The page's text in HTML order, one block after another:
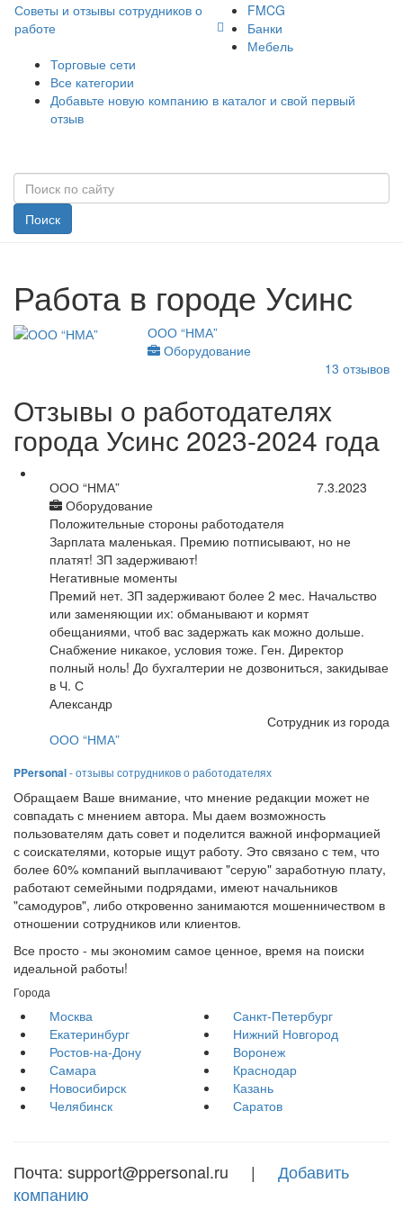
Советы и отзывы сотрудников о
работе
FMCG
Банки
Мебель
Торговые сети
Все категории
Добавьте новую компанию в каталог и свой первый
отзыв
Поиск
Работа в городе Усинс
ООО “НМА”
Оборудование
13 отзывов
Отзывы о работодателях
города Усинс 2023-2024 года
ООО “НМА”
Оборудование
7.3.2023
Положительные стороны работодателя
Зарплата маленькая. Премию потписывают, но не
платят! ЗП задерживают!
Негативные моменты
Премий нет. ЗП задерживают более 2 мес. Начальство
или заменяющии их: обманывают и кормят
обещаниями, чтоб вас задержать как можно дольше.
Снабжение никакое, условия тоже. Ген. Директор
полный ноль! До бухгалтерии не дозвониться, закидывае
в Ч. С
Александр
Сотрудник из города
ООО “НМА”
PPersonal- отзывы сотрудников о работодателях
Обращаем Ваше внимание, что мнение редакции может не
совпадать с мнением автора. Мы даем возможность
пользователям дать совет и поделится важной информацией
с соискателями, которые ищут работу. Это связано с тем, что
более 60% компаний выплачивают "серую" заработную плату,
работают семейными подрядами, имеют начальников
"самодуров", либо откровенно занимаются мошенничеством в
отношении сотрудников или клиентов.
Все просто - мы экономим самое ценное, время на поиски
идеальной работы!
Города
Москва
Санкт-Петербург
Екатеринбург
Нижний Новгород
Ростов-на-Дону
Воронеж
Самара
Краснодар
Новосибирск
Казань
Челябинск
Саратов
Почта: support@ppersonal.ru | Добавить
компанию